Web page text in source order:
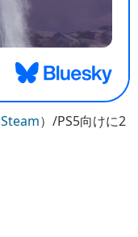
Steam）/PS5向けに2